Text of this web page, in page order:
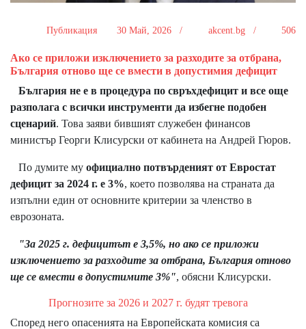
Публикация 30 Май, 2026 / akcent.bg / 506
Ако се приложи изключението за разходите за отбрана,
България отново ще се вмести в допустимия дефицит
България не е в процедура по свръхдефицит и все още
разполага с всички инструменти да избегне подобен
сценарий. Това заяви бившият служебен финансов
министър Георги Клисурски от кабинета на Андрей Гюров.
По думите му официално потвърденият от Евростат
дефицит за 2024 г. е 3%, което позволява на страната да
изпълни един от основните критерии за членство в
еврозоната.
"За 2025 г. дефицитът е 3,5%, но ако се приложи
изключението за разходите за отбрана, България отново
ще се вмести в допустимите 3%", обясни Клисурски.
Прогнозите за 2026 и 2027 г. будят тревога
Според него опасенията на Европейската комисия са